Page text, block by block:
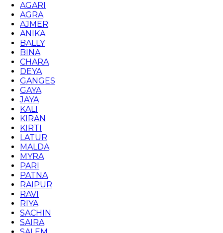
AGARI
AGRA
AJMER
ANIKA
BALLY
BINA
CHARA
DEYA
GANGES
GAYA
JAYA
KALI
KIRAN
KIRTI
LATUR
MALDA
MYRA
PARI
PATNA
RAIPUR
RAVI
RIYA
SACHIN
SAIRA